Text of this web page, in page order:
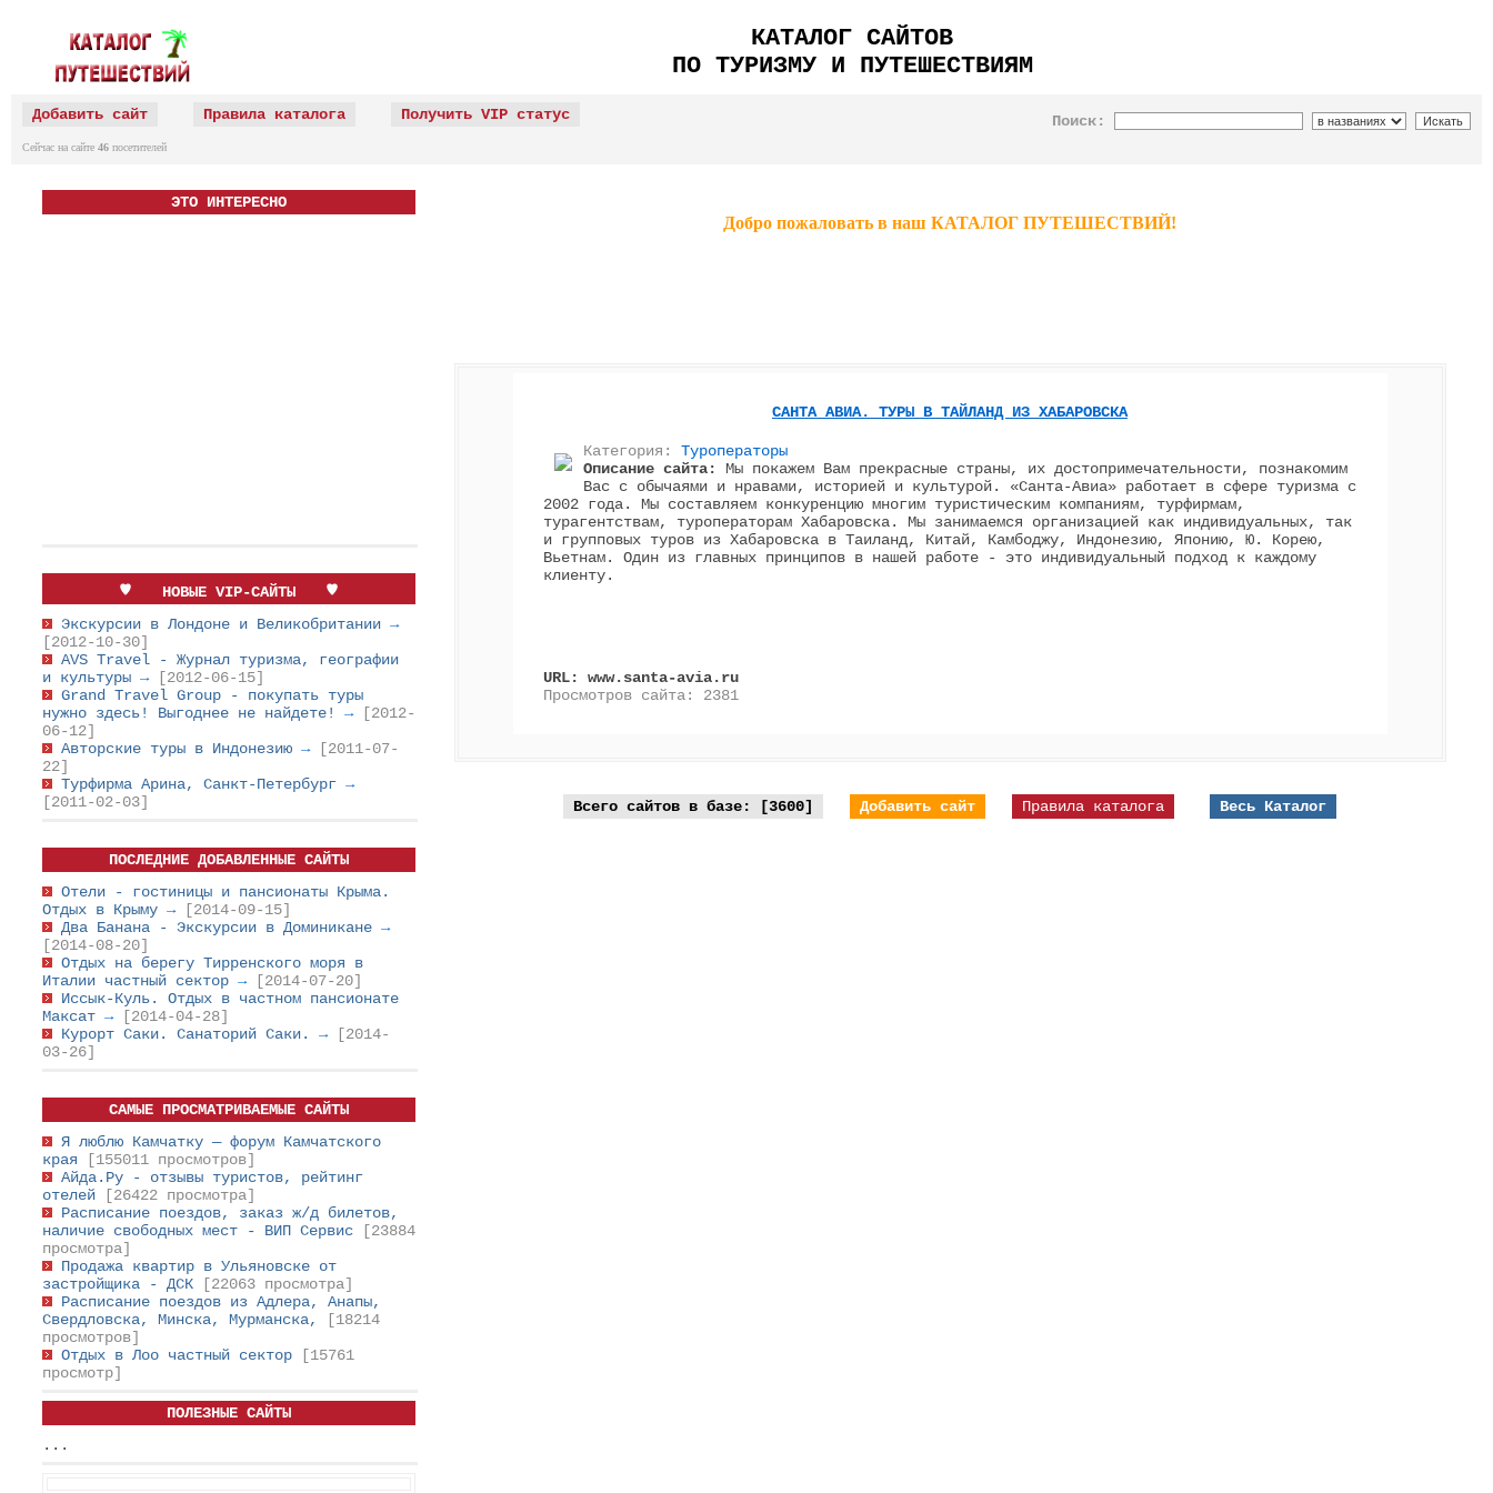
КАТАЛОГ САЙТОВ
ПО ТУРИЗМУ И ПУТЕШЕСТВИЯМ
Добавить сайт Правила каталога Получить VIP статус
Сейчас на сайте 46 посетителей
Поиск:
ЭТО ИНТЕРЕСНО
НОВЫЕ VIP-САЙТЫ
Экскурсии в Лондоне и Великобритании →
[2012-10-30]
AVS Travel - Журнал туризма, географии
и культуры →
[2012-06-15]
Grand Travel Group - покупать туры
нужно здесь! Выгоднее не найдете! →
[2012-
06-12]
Авторские туры в Индонезию →
[2011-07-
22]
Турфирма Арина, Санкт-Петербург →
[2011-02-03]
ПОСЛЕДНИЕ ДОБАВЛЕННЫЕ САЙТЫ
Отели - гостиницы и пансионаты Крыма.
Отдых в Крыму →
[2014-09-15]
Два Банана - Экскурсии в Доминикане →
[2014-08-20]
Отдых на берегу Тирренского моря в
Италии частный сектор →
[2014-07-20]
Иссык-Куль. Отдых в частном пансионате
Максат →
[2014-04-28]
Курорт Саки. Санаторий Саки. →
[2014-
03-26]
САМЫЕ ПРОСМАТРИВАЕМЫЕ САЙТЫ
Я люблю Камчатку — форум Камчатского
края
[155011 просмотров]
Айда.Ру - отзывы туристов, рейтинг
отелей
[26422 просмотра]
Расписание поездов, заказ ж/д билетов,
наличие свободных мест - ВИП Сервис
[23884
просмотра]
Продажа квартир в Ульяновске от
застройщика - ДСК
[22063 просмотра]
Расписание поездов из Адлера, Анапы,
Свердловска, Минска, Мурманска,
[18214
просмотров]
Отдых в Лоо частный сектор
[15761
просмотр]
ПОЛЕЗНЫЕ САЙТЫ
...
Добро пожаловать в наш КАТАЛОГ ПУТЕШЕСТВИЙ!
САНТА АВИА. ТУРЫ В ТАЙЛАНД ИЗ ХАБАРОВСКА
Категория: Туроператоры
Описание сайта: Мы покажем Вам прекрасные страны, их достопримечательности, познакомим
Вас с обычаями и нравами, историей и культурой. «Санта-Авиа» работает в сфере туризма с
2002 года. Мы составляем конкуренцию многим туристическим компаниям, турфирмам,
турагентствам, туроператорам Хабаровска. Мы занимаемся организацией как индивидуальных, так
и групповых туров из Хабаровска в Таиланд, Китай, Камбоджу, Индонезию, Японию, Ю. Корею,
Вьетнам. Один из главных принципов в нашей работе - это индивидуальный подход к каждому
клиенту.
URL: www.santa-avia.ru
Просмотров сайта: 2381
Всего сайтов в базе: [3600] Добавить сайт Правила каталога Весь Каталог